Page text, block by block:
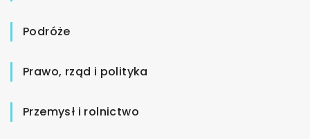
Podróże
Prawo, rząd i polityka
Przemysł i rolnictwo